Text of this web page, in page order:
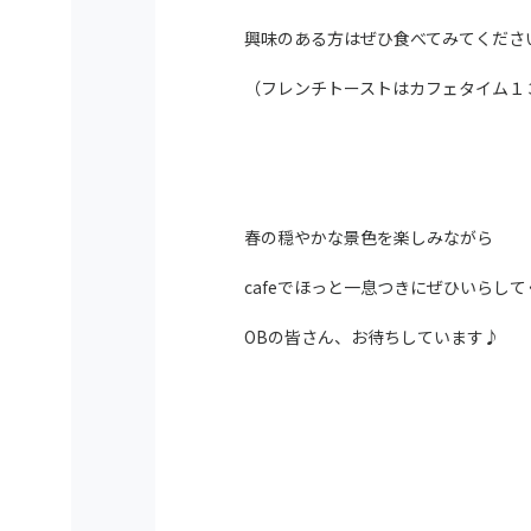
興味のある方はぜひ食べてみてくだ
（フレンチトーストはカフェタイム
春の穏やかな景色を楽しみながら
cafeでほっと一息つきにぜひいらし
OBの皆さん、お待ちしています♪